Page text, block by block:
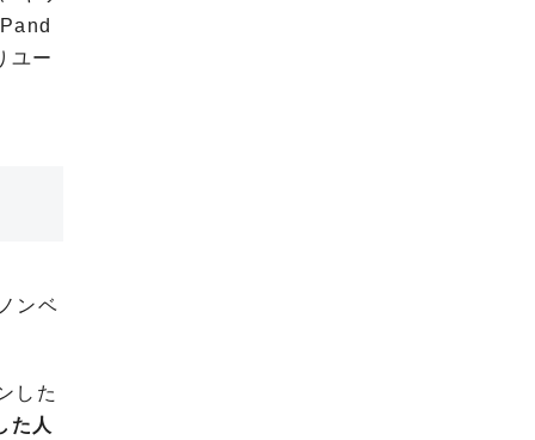
Pand
ユー
ンベ
した
た人